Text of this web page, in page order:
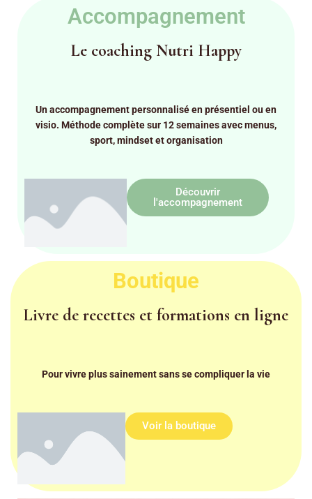
Accompagnement
Le coaching Nutri Happy
Un accompagnement personnalisé en présentiel ou en
visio. Méthode complète sur 12 semaines avec menus,
sport, mindset et organisation
Découvrir
l'accompagnement
Boutique
Livre de recettes et formations en ligne
Pour vivre plus sainement sans se compliquer la vie
Voir la boutique